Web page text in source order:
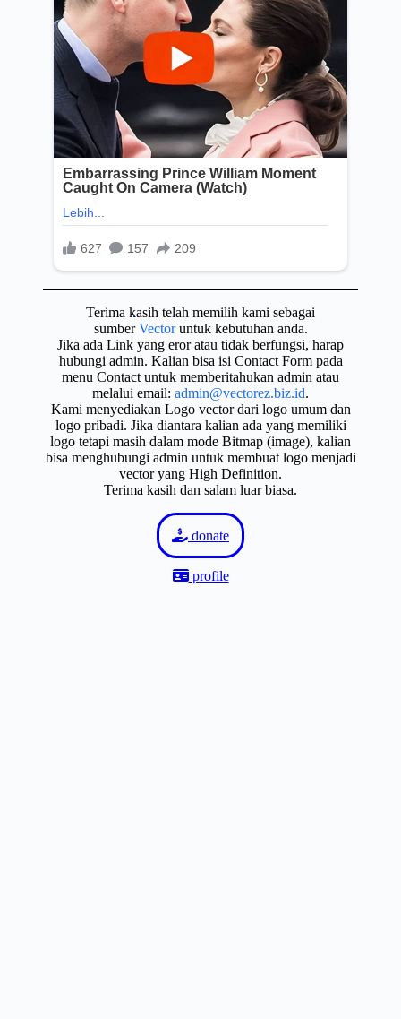
Terima kasih telah memilih kami sebagai
sumberVectoruntuk kebutuhan anda.
Jika ada Link yang eror atau tidak berfungsi, harap
hubungi admin. Kalian bisa isi Contact Form pada
menu Contact untuk memberitahukan admin atau
melalui email: admin@vectorez.biz.id.
Kami menyediakan Logo vector dari logo umum dan
logo pribadi. Jika diantara kalian ada yang memiliki
logo tetapi masih dalam mode Bitmap (image), kalian
bisa menghubungi admin untuk membuat logo menjadi
vector yang High Definition.
Terima kasih dan salam luar biasa.
donate
profile